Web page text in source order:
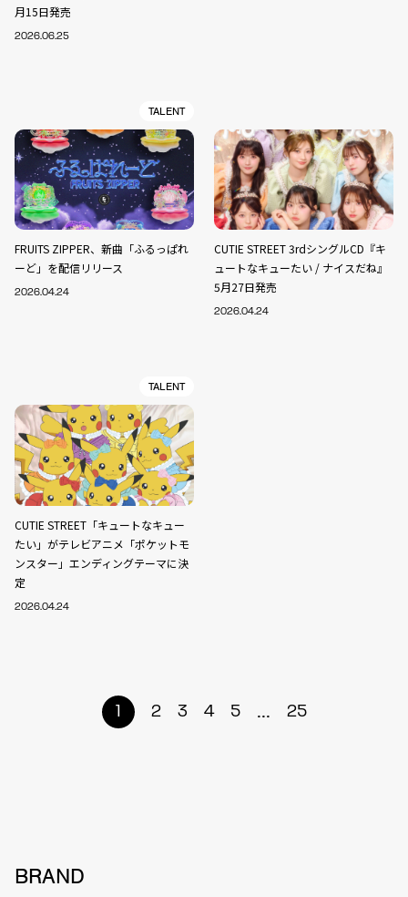
月15日発売
2026.06.25
TALENT
FRUITS ZIPPER、新曲「ふるっぱれ
ーど」を配信リリース
2026.04.24
CUTIE STREET 3rdシングルCD『キ
ュートなキューたい / ナイスだね』
5月27日発売
2026.04.24
TALENT
CUTIE STREET「キュートなキュー
たい」がテレビアニメ「ポケットモ
ンスター」エンディングテーマに決
定
2026.04.24
1 2 3 4 5 ... 25
BRAND